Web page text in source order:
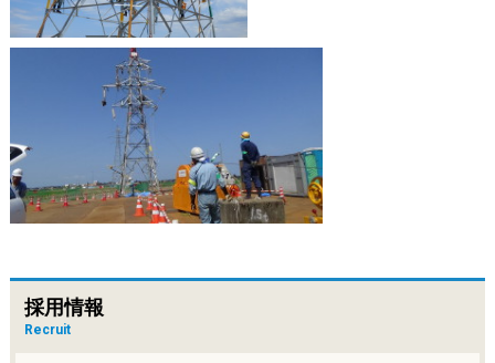
採用情報
Recruit